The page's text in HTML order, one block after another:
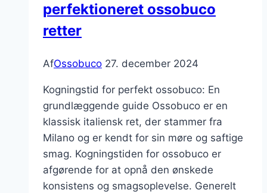
perfektioneret ossobuco
retter
AfOssobuco 27. december 2024
Kogningstid for perfekt ossobuco: En
grundlæggende guide Ossobuco er en
klassisk italiensk ret, der stammer fra
Milano og er kendt for sin møre og saftige
smag. Kogningstiden for ossobuco er
afgørende for at opnå den ønskede
konsistens og smagsoplevelse. Generelt